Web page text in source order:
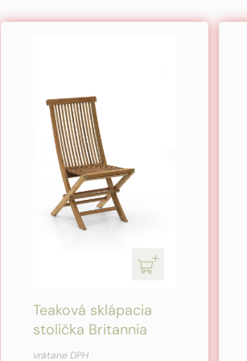
Teaková sklápacia
stolička Britannia
Pôvodná
Aktuálna
vrátane DPH